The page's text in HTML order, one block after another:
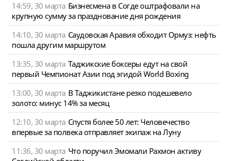
14:59, 30 марта Бизнесмена в Согде оштрафовали на
крупную сумму за празднование дня рождения
14:10, 30 марта Саудовская Аравия обходит Ормуз: нефть
пошла другим маршрутом
13:35, 30 марта Таджикские боксеры едут на свой
первый Чемпионат Азии под эгидой World Boxing
13:00, 30 марта В Таджикистане резко подешевело
золото: минус 14% за месяц
12:10, 30 марта Спустя более 50 лет: Человечество
впервые за полвека отправляет экипаж на Луну
11:36, 30 марта Что поручил Эмомали Рахмон активу